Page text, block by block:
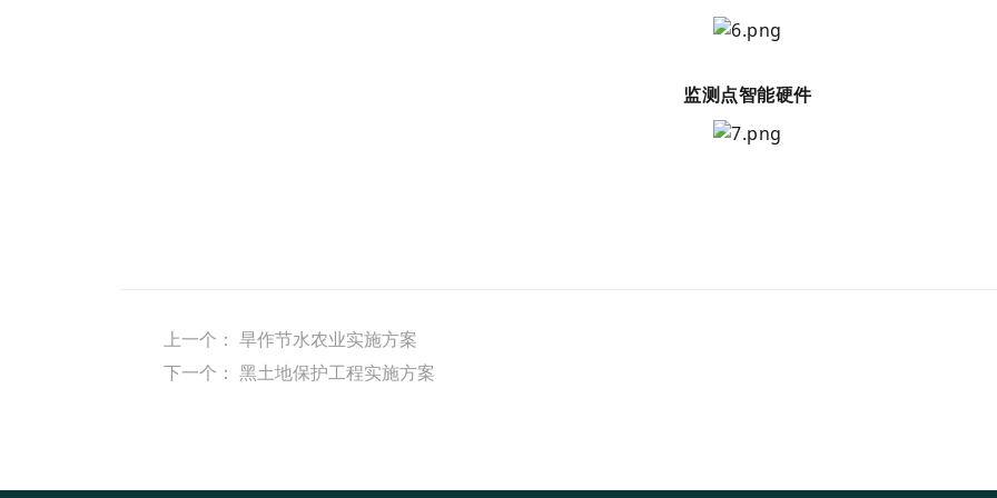
监测点智能硬件
上一个：
旱作节水农业实施方案
下一个：
黑土地保护工程实施方案